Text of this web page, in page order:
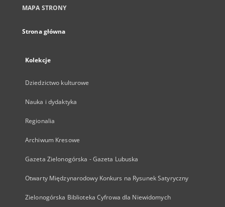
MAPA STRONY
Strona główna
Kolekcje
Dziedzictwo kulturowe
Nauka i dydaktyka
Regionalia
Archiwum Kresowe
Gazeta Zielonogórska - Gazeta Lubuska
Otwarty Międzynarodowy Konkurs na Rysunek Satyryczny
Zielonogórska Biblioteka Cyfrowa dla Niewidomych